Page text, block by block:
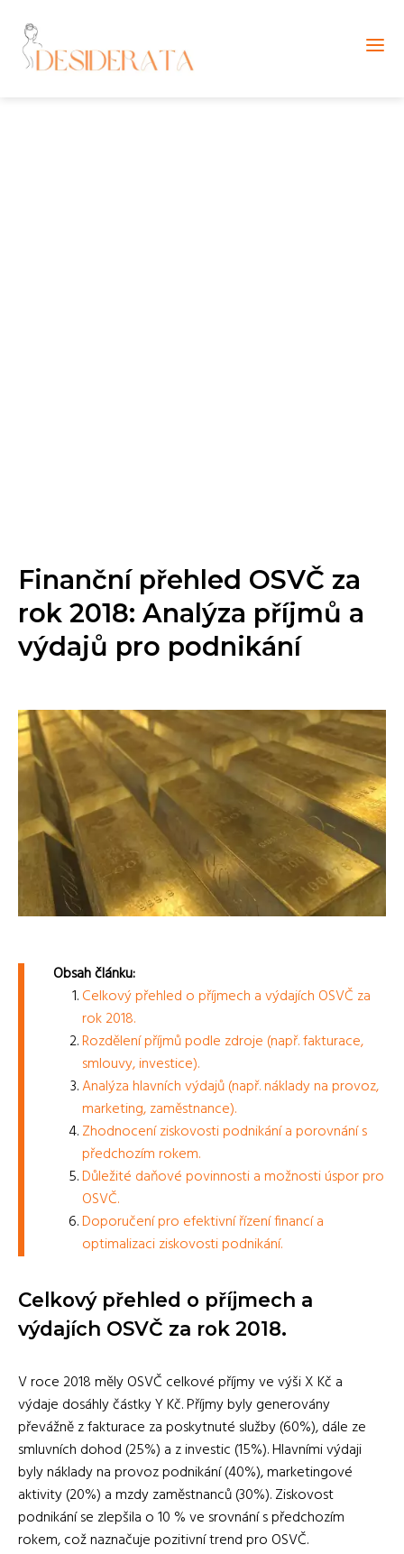
Finanční přehled OSVČ za
rok 2018: Analýza příjmů a
výdajů pro podnikání
Obsah článku:
Celkový přehled o příjmech a výdajích OSVČ za
rok 2018.
Rozdělení příjmů podle zdroje (např. fakturace,
smlouvy, investice).
Analýza hlavních výdajů (např. náklady na provoz,
marketing, zaměstnance).
Zhodnocení ziskovosti podnikání a porovnání s
předchozím rokem.
Důležité daňové povinnosti a možnosti úspor pro
OSVČ.
Doporučení pro efektivní řízení financí a
optimalizaci ziskovosti podnikání.
Celkový přehled o příjmech a
výdajích OSVČ za rok 2018.
V roce 2018 měly OSVČ celkové příjmy ve výši X Kč a
výdaje dosáhly částky Y Kč. Příjmy byly generovány
převážně z fakturace za poskytnuté služby (60%), dále ze
smluvních dohod (25%) a z investic (15%). Hlavními výdaji
byly náklady na provoz podnikání (40%), marketingové
aktivity (20%) a mzdy zaměstnanců (30%). Ziskovost
podnikání se zlepšila o 10 % ve srovnání s předchozím
rokem, což naznačuje pozitivní trend pro OSVČ.